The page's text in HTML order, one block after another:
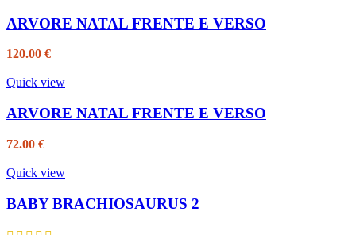
ARVORE NATAL FRENTE E VERSO
120.00 €
Quick view
ARVORE NATAL FRENTE E VERSO
72.00 €
Quick view
BABY BRACHIOSAURUS 2